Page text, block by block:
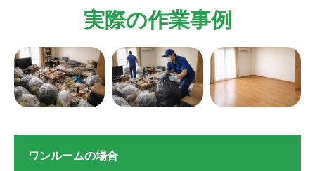
実際の作業事例
ワンルームの場合